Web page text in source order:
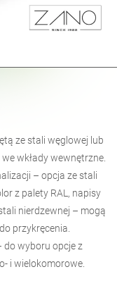
ze stali węglowej lub
wkłady wewnętrzne.
– opcja ze stali
z palety RAL, napisy
nierdzewnej – mogą
przykręcenia.
do wyboru opcje z
i wielokomorowe.